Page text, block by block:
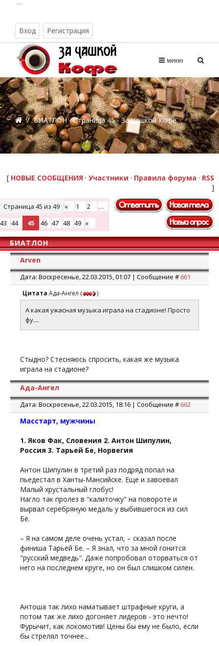
Вход Регистрация
Понедельник, 10.08.2026, 06:30
меню
/ БИАТЛОН - Страница 45 - За Чашкой Кофе
[ НОВЫЕ СООБЩЕНИЯ · Участники · Правила форума · RSS
]
Страница 45 из 49 « 1 2
…
43 44 45 46 47 48 49 »
БИАТЛОН
Arven
Дата: Воскресенье, 22.03.2015, 01:07 | Сообщение # 661
Цитата Ада-Ангел ( )
А какая ужасная музыка играла на стадионе! Просто
фу....
Стыдно? Стесняюсь спросить, какая же музыка
играла на стадионе?
Ада-Ангел
Дата: Воскресенье, 22.03.2015, 18:16 | Сообщение # 662
Масстарт, мужчины
1. Яков Фак, Словения 2. Антон Шипулин,
Россия 3. Тарьей Бе, Норвегия
Антон Шипулин в третий раз подряд попал на
пьедестал в Ханты-Мансийске. Еще и завоевал
Малый хрустальный глобус!
Нагло так пролез в "калиточку" на повороте и
вырвал серебряную медаль у выбившегося из сил
Бё.
– Я на самом деле очень устал, – сказал после
финиша Тарьей Бе. – Я знал, что за мной гонится
"русский медведь". Даже попробовал оторваться от
него на последнем круге, но он был слишком силен.
Антоша так лихо наматывает штрафные круги, а
потом так же лихо догоняет лидеров - это нечто!
Фурычит, как локомотив! Цены бы ему не было, если
бы стрелял точнее...